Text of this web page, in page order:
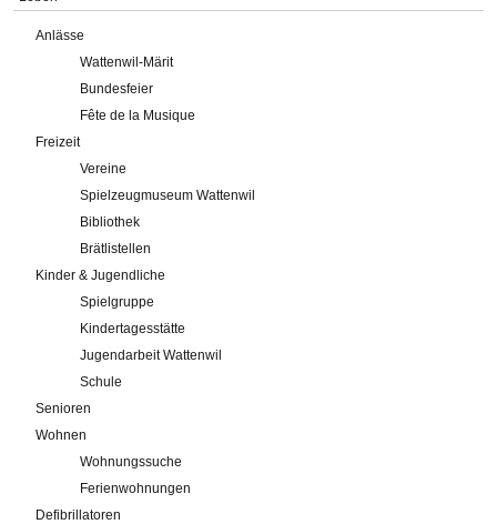
Anlässe
Wattenwil-Märit
Bundesfeier
Fête de la Musique
Freizeit
Vereine
Spielzeugmuseum Wattenwil
Bibliothek
Brätlistellen
Kinder & Jugendliche
Spielgruppe
Kindertagesstätte
Jugendarbeit Wattenwil
Schule
Senioren
Wohnen
Wohnungssuche
Ferienwohnungen
Defibrillatoren